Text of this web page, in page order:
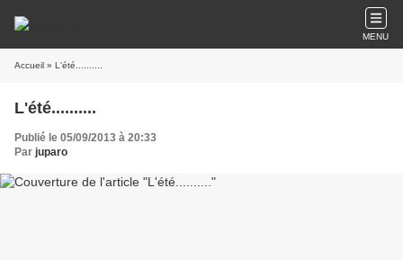
MENU
Accueil » L'été..........
L'été..........
Publié le 05/09/2013 à 20:33
Par juparo